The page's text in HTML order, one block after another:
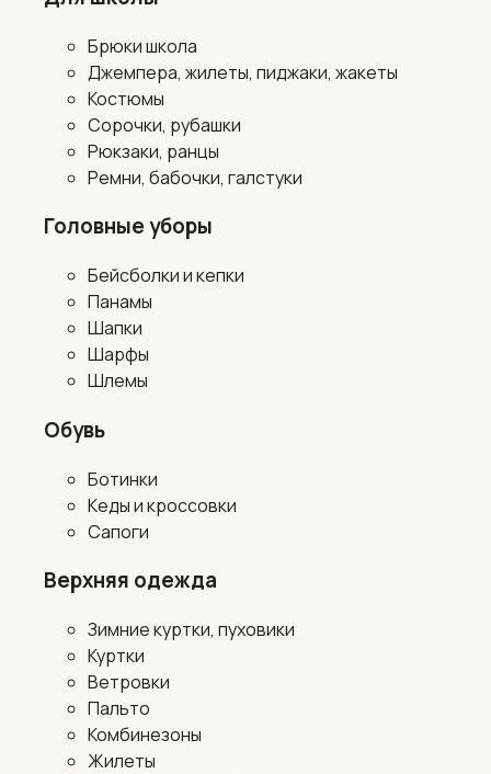
Брюки школа
Джемпера, жилеты, пиджаки, жакеты
Костюмы
Сорочки, рубашки
Рюкзаки, ранцы
Ремни, бабочки, галстуки
Головные уборы
Бейсболки и кепки
Панамы
Шапки
Шарфы
Шлемы
Обувь
Ботинки
Кеды и кроссовки
Сапоги
Верхняя одежда
Зимние куртки, пуховики
Куртки
Ветровки
Пальто
Комбинезоны
Жилеты